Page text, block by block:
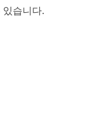
있습니다.